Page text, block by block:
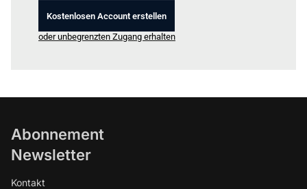
Kostenlosen Account erstellen
oder unbegrenzten Zugang erhalten
Abonnement
Newsletter
Kontakt